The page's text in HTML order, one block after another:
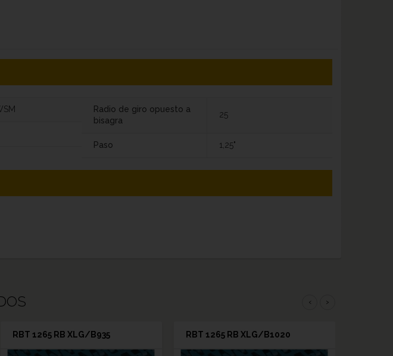
Radio de giro opuesto a
bisagra
25
Paso 1,25"
‹ ›
RBT 1265 RB XLG/B935 RBT 1265 RB XLG/B1020